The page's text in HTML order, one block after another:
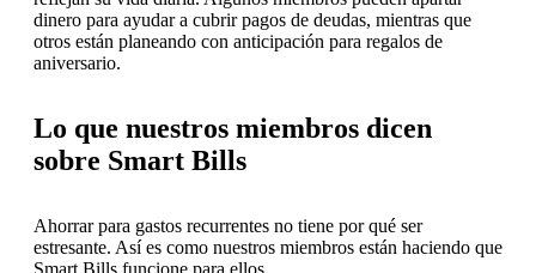
dinero para ayudar a cubrir pagos de deudas, mientras que
otros están planeando con anticipación para regalos de
aniversario.
Lo que nuestros miembros dicen
sobre Smart Bills
Ahorrar para gastos recurrentes no tiene por qué ser
estresante. Así es como nuestros miembros están haciendo que